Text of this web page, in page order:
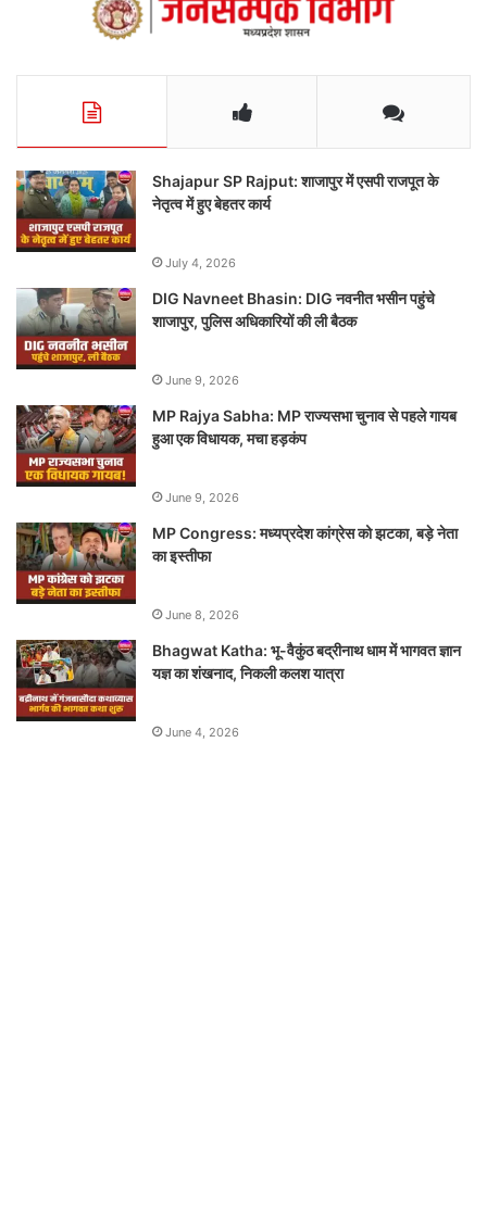
Shajapur SP Rajput: शाजापुर में एसपी राजपूत के
नेतृत्व में हुए बेहतर कार्य
July 4, 2026
DIG Navneet Bhasin: DIG नवनीत भसीन पहुंचे
शाजापुर, पुलिस अधिकारियों की ली बैठक
June 9, 2026
MP Rajya Sabha: MP राज्यसभा चुनाव से पहले गायब
हुआ एक विधायक, मचा हड़कंप
June 9, 2026
MP Congress: मध्यप्रदेश कांग्रेस को झटका, बड़े नेता
का इस्तीफा
June 8, 2026
Bhagwat Katha: भू-वैकुंठ बद्रीनाथ धाम में भागवत ज्ञान
यज्ञ का शंखनाद, निकली कलश यात्रा
June 4, 2026